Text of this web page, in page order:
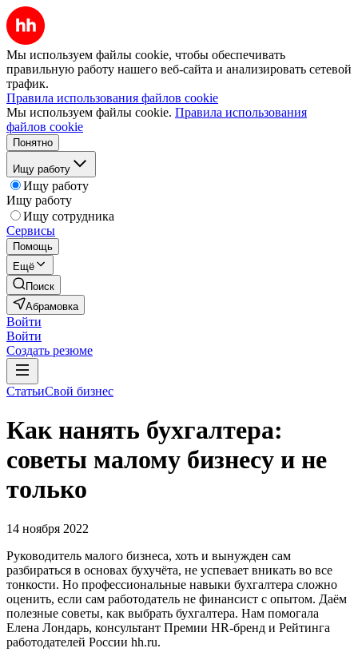
Мы используем файлы cookie, чтобы обеспечивать
правильную работу нашего веб-сайта и анализировать сетевой
трафик.
Правила использования файлов cookie
Мы используем файлы cookie. Правила использования
файлов cookie
Понятно
Ищу работу
Ищу работу
Ищу работу
Ищу сотрудника
Сервисы
Помощь
Ещё
Поиск
Абрамовка
Войти
Войти
Создать резюме
СтатьиСвой бизнес
Как нанять бухгалтера:
советы малому бизнесу и не
только
14 ноября 2022
Руководитель малого бизнеса, хоть и вынужден сам
разбираться в основах бухучёта, не успевает вникать во все
тонкости. Но профессиональные навыки бухгалтера сложно
оценить, если сам работодатель не финансист с опытом. Даём
полезные советы, как выбрать бухгалтера. Нам помогала
Елена Лондарь, консультант Премии HR-бренд и Рейтинга
работодателей России hh.ru.